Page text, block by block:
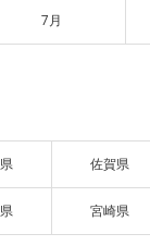
7月
佐賀県
宮崎県